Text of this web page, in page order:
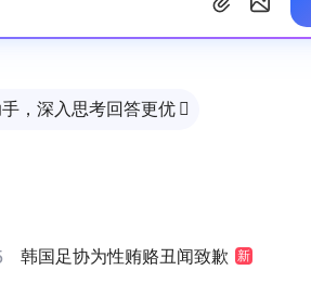
，深入思考回答更优 
韩国足协为性贿赂丑闻致歉 新